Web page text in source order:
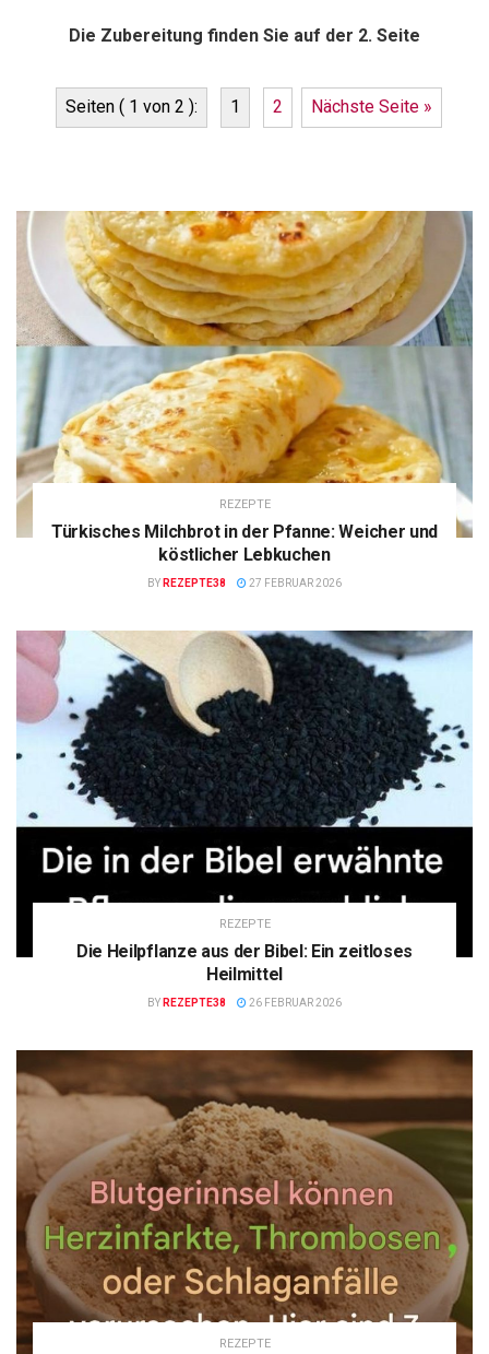
Die Zubereitung finden Sie auf der 2. Seite
Seiten ( 1 von 2 ): 1 2 Nächste Seite »
REZEPTE
Türkisches Milchbrot in der Pfanne: Weicher und
köstlicher Lebkuchen
BY REZEPTE38 27 FEBRUAR 2026
REZEPTE
Die Heilpflanze aus der Bibel: Ein zeitloses
Heilmittel
BY REZEPTE38 26 FEBRUAR 2026
REZEPTE